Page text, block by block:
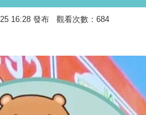
25 16:28 發布 觀看次數：684